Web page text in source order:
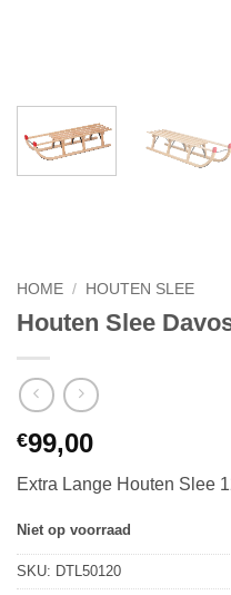
HOME / HOUTEN SLEE
Houten Slee
€99,00
Extra Lange Houten Slee
Niet op voorraad
SKU: DTL50120